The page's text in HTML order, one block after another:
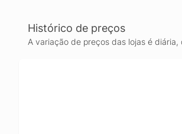
Histórico de preços
A variação de preços das lojas é